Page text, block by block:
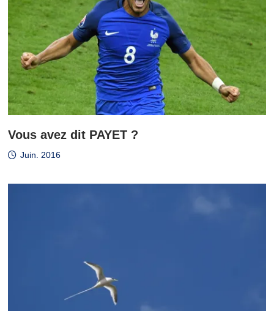
Vous avez dit PAYET ?
Juin. 2016